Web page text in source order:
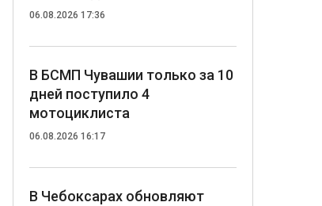
06.08.2026 17:36
В БСМП Чувашии только за 10
дней поступило 4
мотоциклиста
06.08.2026 16:17
В Чебоксарах обновляют